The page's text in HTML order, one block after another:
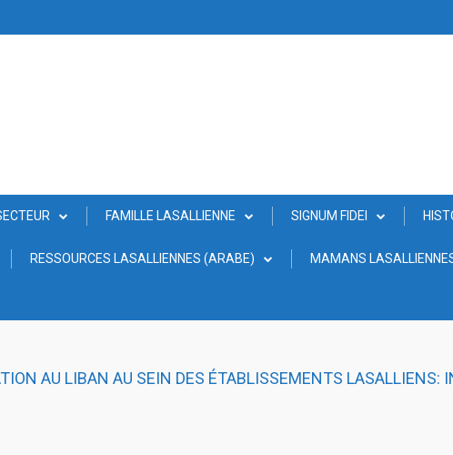
FAMILLE LASALLIENNE SIGNUM FIDEI
RESSOURCES LASALLIENNES (ARABE) MAMANS
AU LIBAN AU SEIN DES ÉTABLISSEMENTS LASALLIENS: